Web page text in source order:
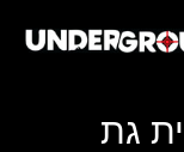
גת